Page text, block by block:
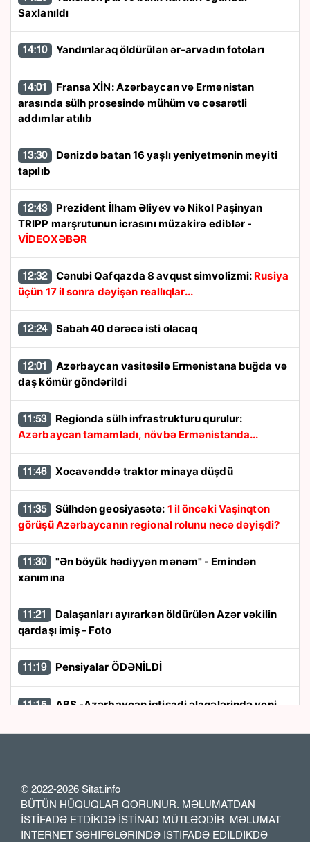
Saxlanıldı
14:10 Yandırılaraq öldürülən ər-arvadın fotoları
14:01
arasında sülh prosesində mühüm və cəsarətli
addımlar atılıb
13:30
tapılıb
12:43
TRIPP marşrutunun icrasını müzakirə ediblər -
VİDEOXƏBƏR
12:32 Cənubi Qafqazda 8 avqust simvolizmi: Rusiya
üçün 17 il sonra dəyişən reallıqlar...
12:24 Sabah 40 dərəcə isti olacaq
12:01
daş kömür göndərildi
11:53
Regionda sülh infrastrukturu qurulur:
Azərbaycan tamamladı, növbə Ermənistanda...
11:46 Xocavənddə traktor minaya düşdü
11:35 Sülhdən geosiyasətə: 1 il öncəki Vaşinqton
görüşü Azərbaycanın regional rolunu necə dəyişdi?
11:30
xanımına
11:21
qardaşı imiş - Foto
11:19 Pensiyalar ÖDƏNİLDİ
11:15 ABŞ -Azərbaycan iqtisadi əlaqələrində yeni
11:00 İranda zəlzələ olub
10:49 Yaşasaydı, 35 yaşı olacaqdı…
© 2022-2026 Sitat.info
BÜTÜN HÜQUQLAR QORUNUR. MƏLUMATDAN
İSTİFADƏ ETDİKDƏ İSTİNAD MÜTLƏQDİR. MƏLUMAT
İNTERNET SƏHİFƏLƏRİNDƏ İSTİFADƏ EDİLDİKDƏ